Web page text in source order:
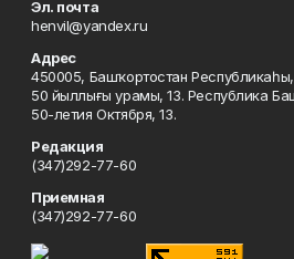
Эл. почта
henvil@yandex.ru
Адрес
450005, Башҡортостан
50 йыллығы урамы, 13. Республика
50-летия Октября, 13.
Редакция
(347)292-77-60
Приемная
(347)292-77-60